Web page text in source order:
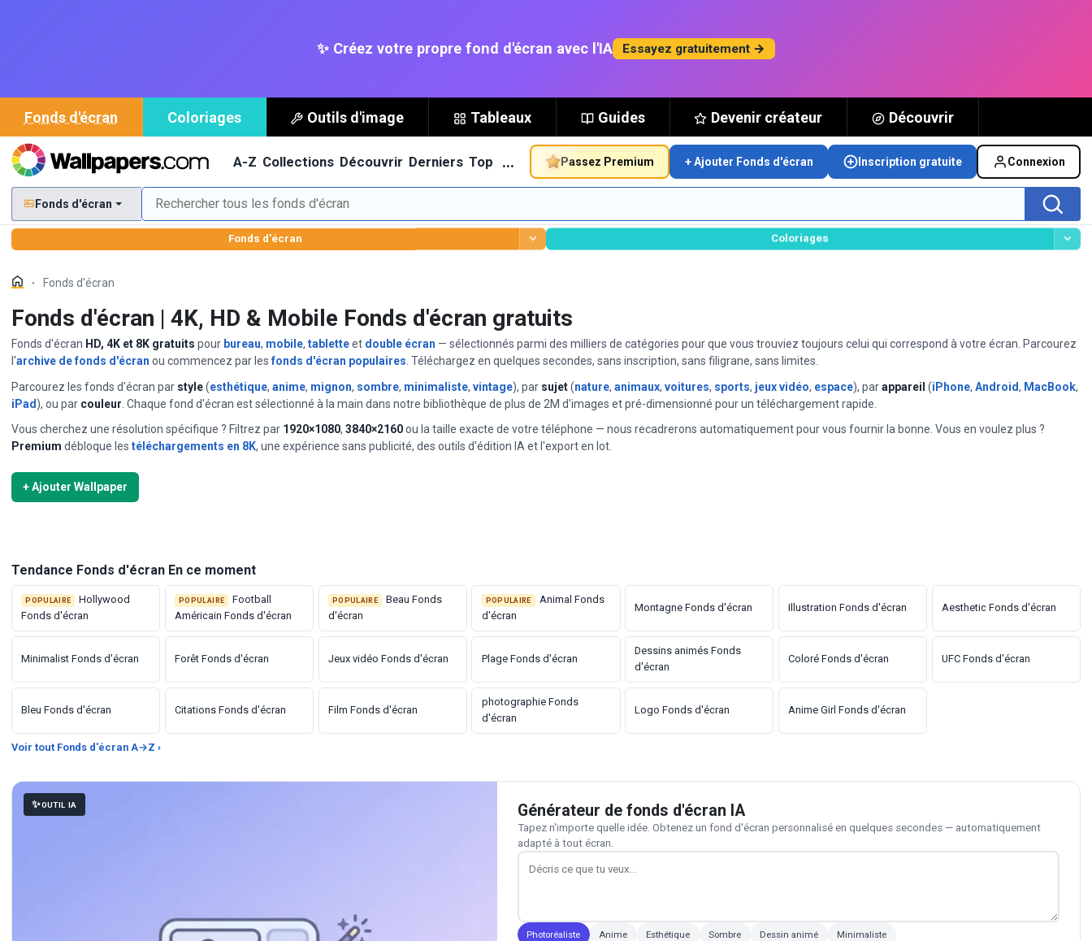
✨ Créez votre propre fond d'écran avec l'IA Essayez gratuitement →
Fonds d'écran Coloriages Outils d'image Tableaux Guides Devenir créateur Découvrir
A-Z Collections Découvrir Derniers Top … Passez Premium + Ajouter Fonds d'écran Inscription gratuite Connexion
Fonds d'écran
Fonds d'écran Coloriages
Fonds d'écran
Fonds d'écran | 4K, HD & Mobile Fonds d'écran gratuits
Fonds d'écran HD, 4K et 8K gratuits pour bureau, mobile, tabletteet double écran — sélectionnés parmi des milliers de catégories pour que vous trouviez toujours celui qui correspond à votre écran. Parcourez
l'archive de fonds d'écran ou commencez par lesfonds d'écran populaires. Téléchargez en quelques secondes, sans inscription, sans filigrane, sans limites.
Parcourez les fonds d'écran par style(esthétique, anime, mignon, sombre, minimaliste, vintage), par sujet(nature, animaux, voitures, sports, jeux vidéo, espace), parappareil (iPhone, Android, MacBook,
iPad ), ou par couleur . Chaque fond d'écran est sélectionné à la main dans notre bibliothèque de plus de 2M d'images et pré-dimensionné pour un téléchargement rapide.
Vous cherchez une résolution spécifique ? Filtrez par 1920×1080, 3840×2160ou la taille exacte de votre téléphone — nous recadrerons automatiquement pour vous fournir la bonne. Vous en voulez plus ?
Premium débloque les téléchargements en 8K, une expérience sans publicité, des outils d'édition IA et l'export en lot.
+ Ajouter Wallpaper
⭐ SÉLECTION QUOTIDIENNE FONDS D'ÉCRAN
Célébration de But les Bras Écartés
Sélectionné quotidiennement — un nouveau fond d'écran vedette toutes les 24 heures.
Tendance Fonds d'écran En ce moment
POPULAIRE
Hollywood
Fonds d'écran
POPULAIRE
Football
Américain Fonds d'écran
POPULAIRE
Beau Fonds
d'écran
POPULAIRE
Animal Fonds
d'écran
Montagne Fonds d'écran Illustration Fonds d'écran Aesthetic Fonds d'écran
Minimalist Fonds d'écran Forêt Fonds d'écran Jeux vidéo Fonds d'écran Plage Fonds d'écran
Dessins animés Fonds
d'écran
Coloré Fonds d'écran UFC Fonds d'écran
Bleu Fonds d'écran Citations Fonds d'écran Film Fonds d'écran
photographie Fonds
d'écran
Logo Fonds d'écran Anime Girl Fonds d'écran
Voir tout Fonds d'écran A→Z ›
OUTIL IA Générateur de fonds d'écran IA
Tapez n'importe quelle idée. Obtenez un fond d'écran personnalisé en quelques secondes — automatiquement
adapté à tout écran.
Photoréaliste Anime Esthétique Sombre Dessin animé Minimaliste